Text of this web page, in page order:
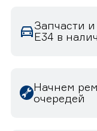
Запчасти
E34 в
Начнем
очередей